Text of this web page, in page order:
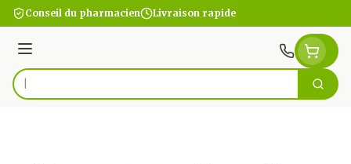
Aller au contenu
Conseil du pharmacien Livraison rapide
Menu
Rechercher